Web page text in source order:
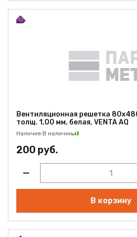
Вентиляционная решетка
толщ. 1,00 мм, белая, VENTA AQ
Наличие:В наличии
200 руб.
В корзину